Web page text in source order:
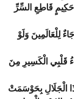
حَكِيمٍ قَاطِعِ السِّرِّ
لِلْعَالَمِينَ وَلَوْ
قَلْبِي الْكَسِيرِ مِنَ
الْجَلَالِ بِحَوْسَمَتْ